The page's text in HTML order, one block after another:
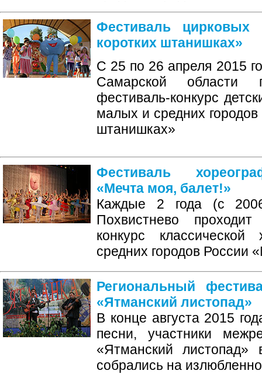
Фестиваль цирковых
коротких штанишках»
С 25 по 26 апреля 2015
Самарской
фестиваль-конкурс
малых и средних
штанишках»
Фестиваль
«Мечта моя, балет!»
Каждые 2 года (с
Похвистнево
конкурс
средних городов России
Региональный
«Ятманский листопад»
В конце августа 2015
песни, участники
«Ятманский
собрались на